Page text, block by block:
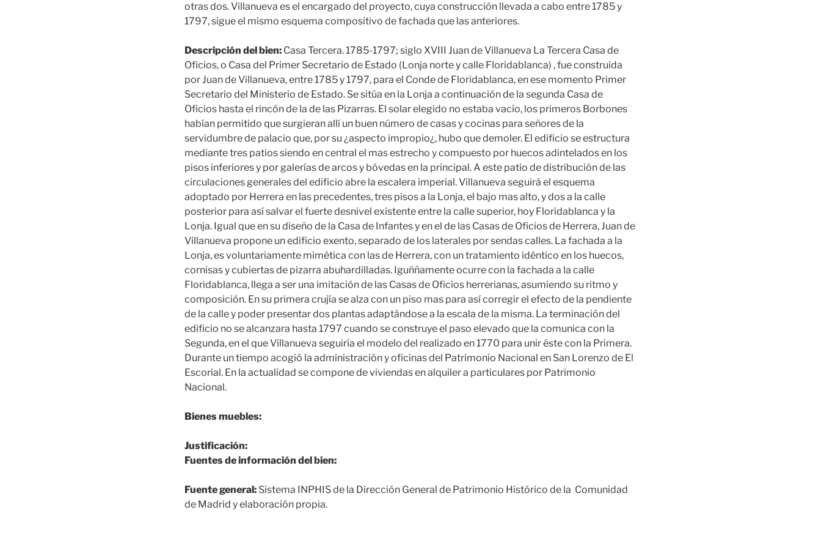
otras dos. Villanueva es el encargado del proyecto, cuya construcción llevada a cabo entre 1785 y
1797, sigue el mismo esquema compositivo de fachada que las anteriores.
Descripción del bien: Casa Tercera. 1785-1797; siglo XVIII Juan de Villanueva La Tercera Casa de
Oficios, o Casa del Primer Secretario de Estado (Lonja norte y calle Floridablanca) , fue construida
por Juan de Villanueva, entre 1785 y 1797, para el Conde de Floridablanca, en ese momento Primer
Secretario del Ministerio de Estado. Se sitúa en la Lonja a continuación de la segunda Casa de
Oficios hasta el rincón de la de las Pizarras. El solar elegido no estaba vacío, los primeros Borbones
habían permitido que surgieran allí un buen número de casas y cocinas para señores de la
servidumbre de palacio que, por su ¿aspecto impropio¿, hubo que demoler. El edificio se estructura
mediante tres patios siendo en central el mas estrecho y compuesto por huecos adintelados en los
pisos inferiores y por galerías de arcos y bóvedas en la principal. A este patio de distribución de las
circulaciones generales del edificio abre la escalera imperial. Villanueva seguirá el esquema
adoptado por Herrera en las precedentes, tres pisos a la Lonja, el bajo mas alto, y dos a la calle
posterior para así salvar el fuerte desnivel existente entre la calle superior, hoy Floridablanca y la
Lonja. Igual que en su diseño de la Casa de Infantes y en el de las Casas de Oficios de Herrera, Juan de
Villanueva propone un edificio exento, separado de los laterales por sendas calles. La fachada a la
Lonja, es voluntariamente mimética con las de Herrera, con un tratamiento idéntico en los huecos,
cornisas y cubiertas de pizarra abuhardilladas. Iguññamente ocurre con la fachada a la calle
Floridablanca, llega a ser una imitación de las Casas de Oficios herrerianas, asumiendo su ritmo y
composición. En su primera crujía se alza con un piso mas para así corregir el efecto de la pendiente
de la calle y poder presentar dos plantas adaptándose a la escala de la misma. La terminación del
edificio no se alcanzara hasta 1797 cuando se construye el paso elevado que la comunica con la
Segunda, en el que Villanueva seguiría el modelo del realizado en 1770 para unir éste con la Primera.
Durante un tiempo acogió la administración y oficinas del Patrimonio Nacional en San Lorenzo de El
Escorial. En la actualidad se compone de viviendas en alquiler a particulares por Patrimonio
Nacional.
Bienes muebles:
Justificación:
Fuentes de información del bien:
Fuente general: Sistema INPHIS de la Dirección General de Patrimonio Histórico de la Comunidad
de Madrid y elaboración propia.